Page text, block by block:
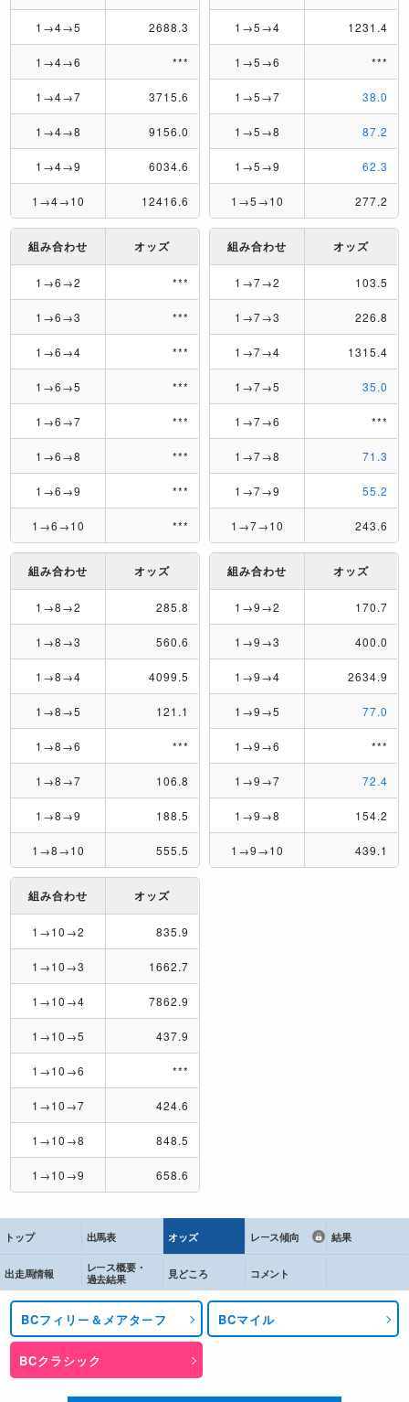
トップ 出馬表 オッズ レース傾向 結果
出走馬情報
レース概要・
過去結果
見どころ コメント
BCフィリー＆メアターフ BCマイル
BCクラシック